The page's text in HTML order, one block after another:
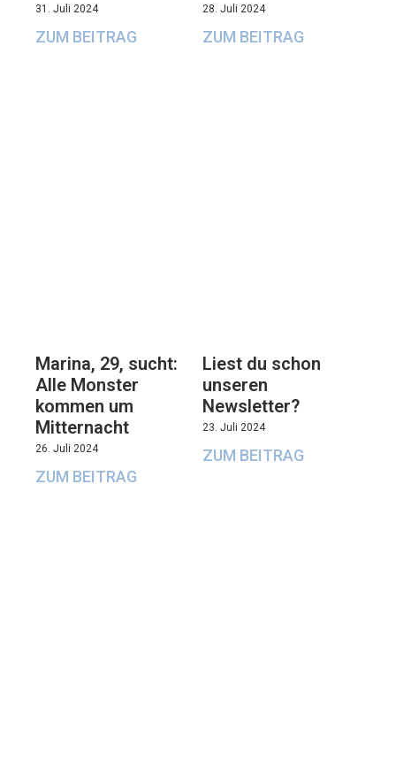
31. Juli 2024
ZUM BEITRAG
28. Juli 2024
ZUM BEITRAG
Marina, 29, sucht:
Alle Monster
kommen um
Mitternacht
26. Juli 2024
ZUM BEITRAG
Liest du schon
unseren
Newsletter?
23. Juli 2024
ZUM BEITRAG